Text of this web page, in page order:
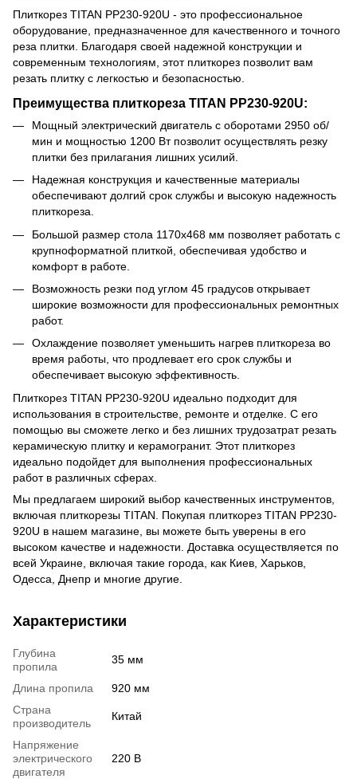
Плиткорез TITAN PP230-920U - это профессиональное
оборудование, предназначенное для качественного и точного
реза плитки. Благодаря своей надежной конструкции и
современным технологиям, этот плиткорез позволит вам
резать плитку с легкостью и безопасностью.
Преимущества плиткореза TITAN PP230-920U:
Мощный электрический двигатель с оборотами 2950 об/
мин и мощностью 1200 Вт позволит осуществлять резку
плитки без прилагания лишних усилий.
Надежная конструкция и качественные материалы
обеспечивают долгий срок службы и высокую надежность
плиткореза.
Большой размер стола 1170х468 мм позволяет работать с
крупноформатной плиткой, обеспечивая удобство и
комфорт в работе.
Возможность резки под углом 45 градусов открывает
широкие возможности для профессиональных ремонтных
работ.
Охлаждение позволяет уменьшить нагрев плиткореза во
время работы, что продлевает его срок службы и
обеспечивает высокую эффективность.
Плиткорез TITAN PP230-920U идеально подходит для
использования в строительстве, ремонте и отделке. С его
помощью вы сможете легко и без лишних трудозатрат резать
керамическую плитку и керамогранит. Этот плиткорез
идеально подойдет для выполнения профессиональных
работ в различных сферах.
Мы предлагаем широкий выбор качественных инструментов,
включая плиткорезы TITAN. Покупая плиткорез TITAN PP230-
920U в нашем магазине, вы можете быть уверены в его
высоком качестве и надежности. Доставка осуществляется по
всей Украине, включая такие города, как Киев, Харьков,
Одесса, Днепр и многие другие.
Характеристики
Глубина
пропила
35 мм
Длина пропила
920 мм
Страна
производитель
Китай
Напряжение
электрического
двигателя
220 В